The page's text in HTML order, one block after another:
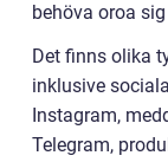
behöva oroa
Det finns olika
inklusive
Instagram,
Telegram,